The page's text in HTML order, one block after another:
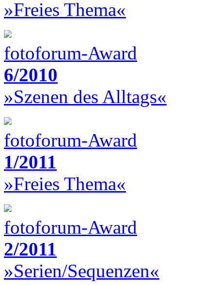
»Freies Thema«
fotoforum-Award
6/2010
»Szenen des Alltags«
fotoforum-Award
1/2011
»Freies Thema«
fotoforum-Award
2/2011
»Serien/Sequenzen«